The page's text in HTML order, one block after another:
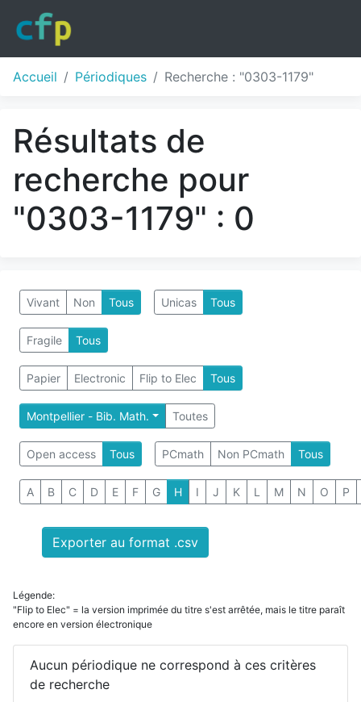
Accueil Périodiques Recherche : "0303-1179"
Résultats de
recherche pour
"0303-1179" : 0
Vivant Non Tous Unicas Tous
Fragile Tous
Papier Electronic Flip to Elec Tous
Montpellier - Bib. Math. Toutes
Open access Tous PCmath Non PCmath Tous
A B C D E F G H I J K L M N O P
Exporter au format .csv
Légende:
"Flip to Elec" = la version imprimée du titre s'est arrêtée, mais le titre paraît
encore en version électronique
Aucun périodique ne correspond à ces critères
de recherche